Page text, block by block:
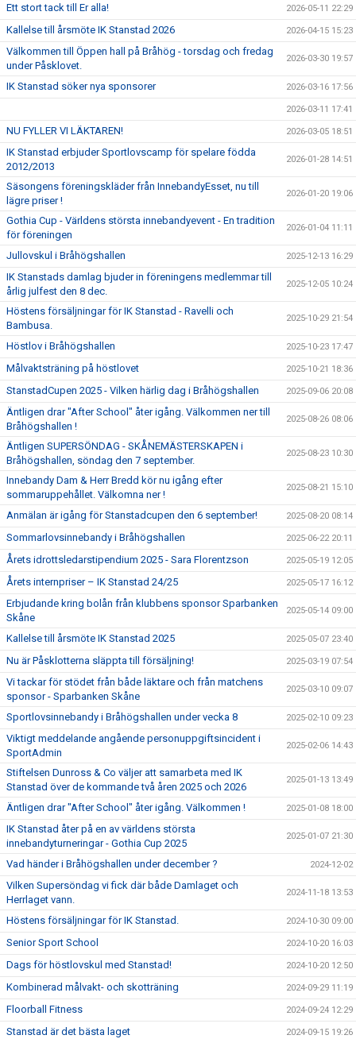
Ett stort tack till Er alla! 2026-05-11 22:29
Kallelse till årsmöte IK Stanstad 2026 2026-04-15 15:23
Välkommen till Öppen hall på Bråhög - torsdag och fredag
under Påsklovet.
2026-03-30 19:57
IK Stanstad söker nya sponsorer 2026-03-16 17:56
2026-03-11 17:41
NU FYLLER VI LÄKTAREN! 2026-03-05 18:51
IK Stanstad erbjuder Sportlovscamp för spelare födda
2012/2013
2026-01-28 14:51
Säsongens föreningskläder från InnebandyEsset, nu till
lägre priser !
2026-01-20 19:06
Gothia Cup - Världens största innebandyevent - En tradition
för föreningen
2026-01-04 11:11
Jullovskul i Bråhögshallen 2025-12-13 16:29
IK Stanstads damlag bjuder in föreningens medlemmar till
årlig julfest den 8 dec.
2025-12-05 10:24
Höstens försäljningar för IK Stanstad - Ravelli och
Bambusa.
2025-10-29 21:54
Höstlov i Bråhögshallen 2025-10-23 17:47
Målvaktsträning på höstlovet 2025-10-21 18:36
StanstadCupen 2025 - Vilken härlig dag i Bråhögshallen 2025-09-06 20:08
Äntligen drar "After School" åter igång. Välkommen ner till
Bråhögshallen !
2025-08-26 08:06
Äntligen SUPERSÖNDAG - SKÅNEMÄSTERSKAPEN i
Bråhögshallen, söndag den 7 september.
2025-08-23 10:30
Innebandy Dam & Herr Bredd kör nu igång efter
sommaruppehållet. Välkomna ner !
2025-08-21 15:10
Anmälan är igång för Stanstadcupen den 6 september! 2025-08-20 08:14
Sommarlovsinnebandy i Bråhögshallen 2025-06-22 20:11
Årets idrottsledarstipendium 2025 - Sara Florentzson 2025-05-19 12:05
Årets internpriser – IK Stanstad 24/25 2025-05-17 16:12
Erbjudande kring bolån från klubbens sponsor Sparbanken
Skåne
2025-05-14 09:00
Kallelse till årsmöte IK Stanstad 2025 2025-05-07 23:40
Nu är Påsklotterna släppta till försäljning! 2025-03-19 07:54
Vi tackar för stödet från både läktare och från matchens
sponsor - Sparbanken Skåne
2025-03-10 09:07
Sportlovsinnebandy i Bråhögshallen under vecka 8 2025-02-10 09:23
Viktigt meddelande angående personuppgiftsincident i
SportAdmin
2025-02-06 14:43
Stiftelsen Dunross & Co väljer att samarbeta med IK
Stanstad över de kommande två åren 2025 och 2026
2025-01-13 13:49
Äntligen drar "After School" åter igång. Välkommen ! 2025-01-08 18:00
IK Stanstad åter på en av världens största
innebandyturneringar - Gothia Cup 2025
2025-01-07 21:30
Vad händer i Bråhögshallen under december ? 2024-12-02
Vilken Supersöndag vi fick där både Damlaget och
Herrlaget vann.
2024-11-18 13:53
Höstens försäljningar för IK Stanstad. 2024-10-30 09:00
Senior Sport School 2024-10-20 16:03
Dags för höstlovskul med Stanstad! 2024-10-20 12:50
Kombinerad målvakt- och skotträning 2024-09-29 11:19
Floorball Fitness 2024-09-24 12:29
Stanstad är det bästa laget 2024-09-15 19:26